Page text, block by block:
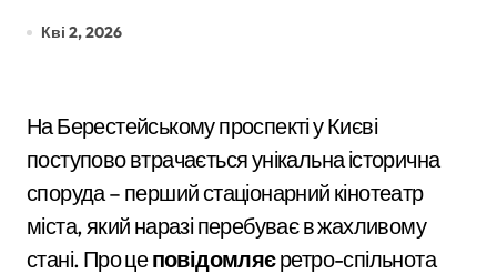
Кві 2, 2026
На Берестейському проспекті у Києві
поступово втрачається унікальна історична
споруда – перший стаціонарний кінотеатр
міста, який наразі перебуває в жахливому
стані. Про цеповідомляєретро-спільнота